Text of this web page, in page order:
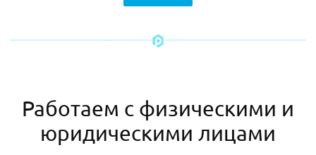
Работаем с физическими и
юридическими лицами